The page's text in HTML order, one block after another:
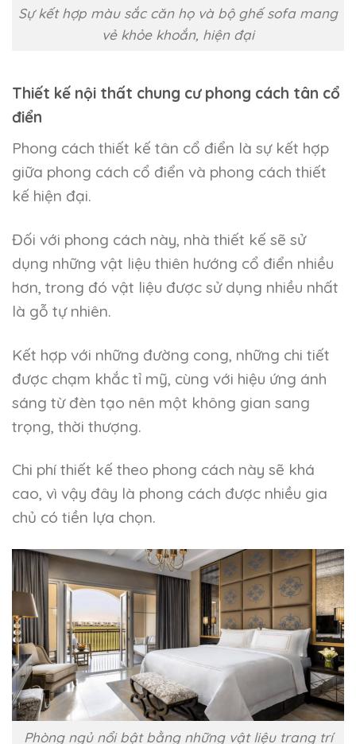
Sự kết hợp màu sắc căn họ và bộ ghế sofa mang
vẻ khỏe khoắn, hiện đại
Thiết kế nội thất chung cư phong cách tân cổ
điển
Phong cách thiết kế tân cổ điển là sự kết hợp
giữa phong cách cổ điển và phong cách thiết
kế hiện đại.
Đối với phong cách này, nhà thiết kế sẽ sử
dụng những vật liệu thiên hướng cổ điển nhiều
hơn, trong đó vật liệu được sử dụng nhiều nhất
là gỗ tự nhiên.
Kết hợp với những đường cong, những chi tiết
được chạm khắc tỉ mỹ, cùng với hiệu ứng ánh
sáng từ đèn tạo nên một không gian sang
trọng, thời thượng.
Chi phí thiết kế theo phong cách này sẽ khá
cao, vì vậy đây là phong cách được nhiều gia
chủ có tiền lựa chọn.
Phòng ngủ nổi bật bằng những vật liệu trang trí